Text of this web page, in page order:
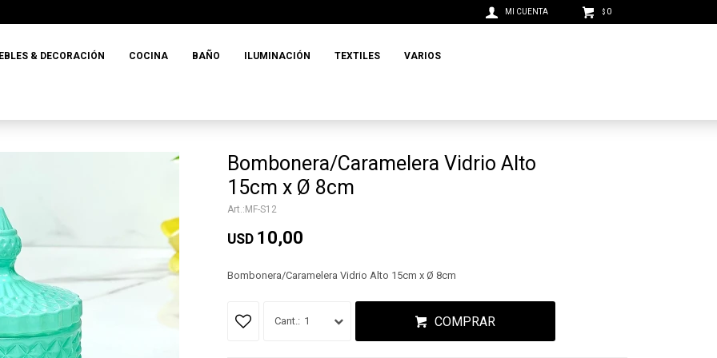
& DECORACIÓN COCINA BAÑO ILUMINACIÓN TEXTILES VARIOS
$ 0
Bombonera/Caramelera Vidrio Alto
15cm x Ø 8cm
MF-S12
USD 10,00
Bombonera/Caramelera Vidrio Alto 15cm x Ø 8cm
1 COMPRAR